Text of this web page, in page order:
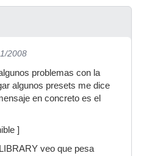
2008
problemas con la
algunos presets me dice
en concreto es el
]
veo que pesa